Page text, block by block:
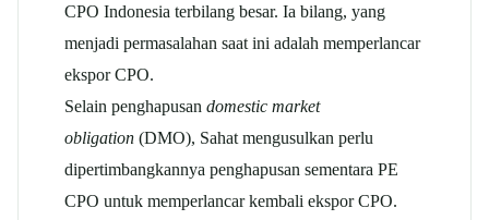
CPO Indonesia terbilang besar. Ia bilang, yang
menjadi permasalahan saat ini adalah memperlancar
ekspor CPO.
Selain penghapusan domestic market
obligation (DMO), Sahat mengusulkan perlu
dipertimbangkannya penghapusan sementara PE
CPO untuk memperlancar kembali ekspor CPO.